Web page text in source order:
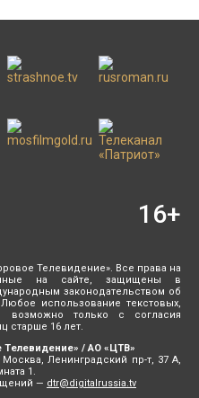
Телевидение». Все права на
на сайте, защищены в
законодательством об
использование текстовых,
возможно только с согласия
старше 16 лет.
/ АО «ЦТВ»
Ленинградский пр-т, 37 А,
1.
— dtr@digitalrussia.tv
16+